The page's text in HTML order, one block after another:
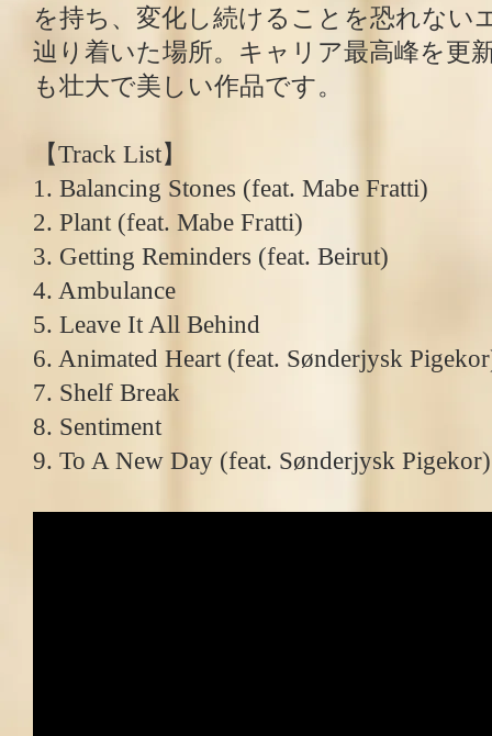
を持ち、変化し続けることを恐れない
辿り着いた場所。キャリア最高峰を更
も壮大で美しい作品です。
【Track List】
1. Balancing Stones (feat. Mabe Fratti)
2. Plant (feat. Mabe Fratti)
3. Getting Reminders (feat. Beirut)
4. Ambulance
5. Leave It All Behind
6. Animated Heart (feat. Sønderjysk
7. Shelf Break
8. Sentiment
9. To A New Day (feat. Sønderjysk Pigekor)